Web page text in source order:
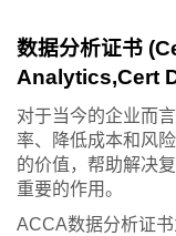
数据分析证书
Analytics,Cert
对于当今的企业而
率、降低成本和风
的价值，帮助解决
重要的作用。
ACCA数据分析证